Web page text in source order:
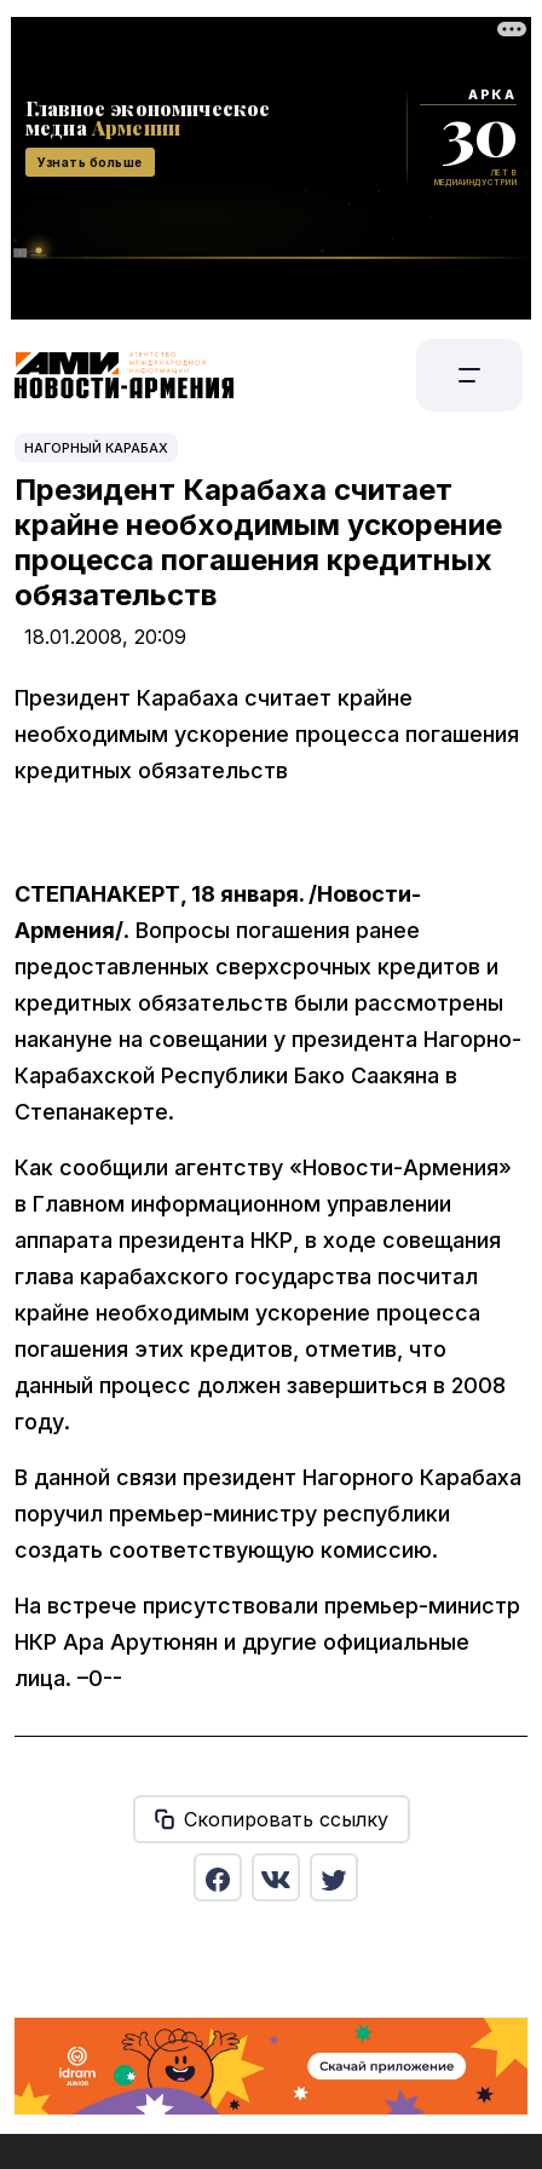
НАГОРНЫЙ КАРАБАХ
Президент Карабаха считает
крайне необходимым ускорение
процесса погашения кредитных
обязательств
18.01.2008, 20:09
Президент Карабаха считает крайне
необходимым ускорение процесса погашения
кредитных обязательств
СТЕПАНАКЕРТ, 18 января. /Новости-
Армения/. Вопросы погашения ранее
предоставленных сверхсрочных кредитов и
кредитных обязательств были рассмотрены
накануне на совещании у президента Нагорно-
Карабахской Республики Бако Саакяна в
Степанакерте.
Как сообщили агентству «Новости-Армения»
в Главном информационном управлении
аппарата президента НКР, в ходе совещания
глава карабахского государства посчитал
крайне необходимым ускорение процесса
погашения этих кредитов, отметив, что
данный процесс должен завершиться в 2008
году.
В данной связи президент Нагорного Карабаха
поручил премьер-министру республики
создать соответствующую комиссию.
На встрече присутствовали премьер-министр
НКР Ара Арутюнян и другие официальные
лица. –0--
Скопировать ссылку